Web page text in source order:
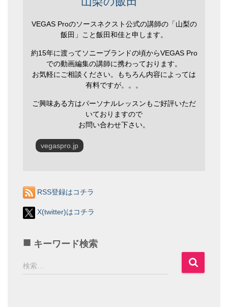
VEGAS Proのソースネクスト公式の講師の「山梨の
飯田」こと飯田和佳と申します。
約15年に渡ってソニーブランドの頃からVEGAS Pro
での動画編集の講師に携わっております。
お気軽にご相談ください。もちろん内容によっては
有料ですが。。。
ご興味ある方はパーソナルレッスンもご好評いただ
いておりますので
お問い合わせ下さい。
vegaspro.jp
RSS登録はコチラ
X(twitter)はコチラ
キーワード検索
検
索
検索…